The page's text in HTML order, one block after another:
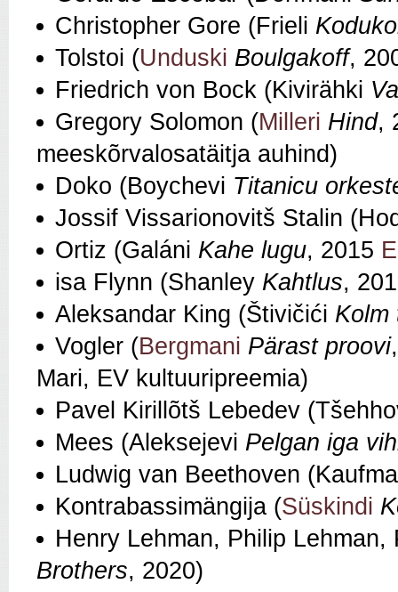
Christopher Gore (Frieli
Tolstoi (Unduski Boulgakoff,
Friedrich von Bock (Kivirähki
Gregory Solomon (Milleri Hind,
meeskõrvalosatäitja auhind)
Doko (Boychevi Titanicu
Jossif Vissarionovitš Stalin
Ortiz (Galáni Kahe lugu, 2015
isa Flynn (Shanley Kahtlus,
Aleksandar King (Štivičići Kolm
Vogler (Bergmani Pärast proovi
Mari, EV kultuuripreemia)
Pavel Kirillõtš Lebedev
Mees (Aleksejevi Pelgan iga
Ludwig van Beethoven
Kontrabassimängija (Süskindi
Henry Lehman, Philip
Brothers, 2020)